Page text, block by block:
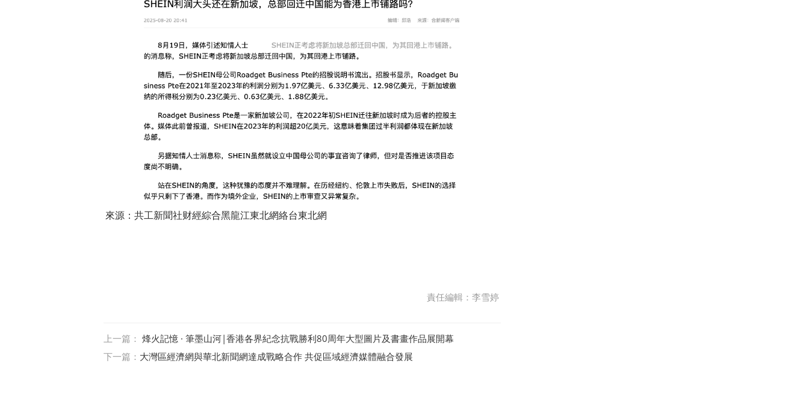
來源：共工新聞社财經綜合黑龍江東北網絡台東北網
責任編輯：李雪婷
上一篇： 烽火記憶 · 筆墨山河|香港各界紀念抗戰勝利80周年大型圖片及書畫作品展開幕
下一篇： 大灣區經濟網與華北新聞網達成戰略合作 共促區域經濟媒體融合發展